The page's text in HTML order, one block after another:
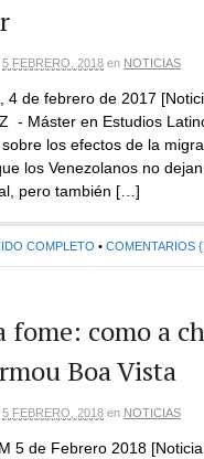
5 FEBRERO, 2018 en NOTICIAS
4 de febrero de 2017
- Máster en Estudios
los efectos de la
los Venezolanos no
pero también […]
COMPLETO • COMENTARIOS
fome: como a
Boa Vista
5 FEBRERO, 2018 en NOTICIAS
5 de Febrero 2018